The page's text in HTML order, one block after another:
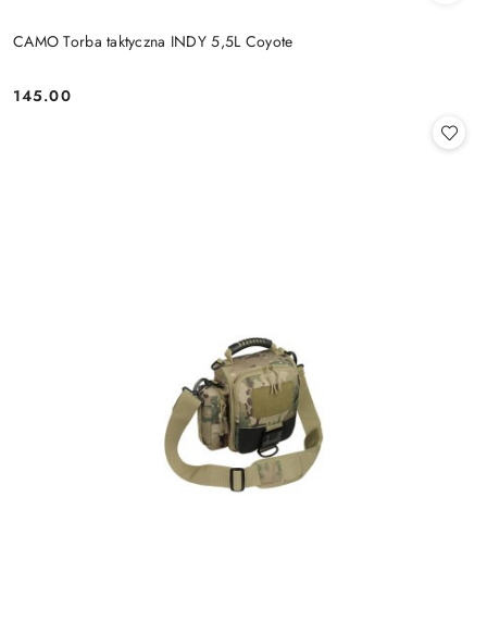
CAMO Torba taktyczna INDY 5,5L Coyote
Cena:
145.00